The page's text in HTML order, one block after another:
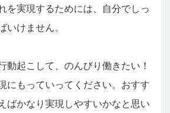
を実現するためには、自分でしっ
いけません。
動起こして、のんびり働きたい！
にもっていってください。おすす
ばかなり実現しやすいかなと思い